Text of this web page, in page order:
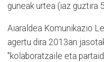
guneak urtea (iaz guztira
Aiaraldea Komunikazio
agertu dira 2013an
"kolaboratzaile eta